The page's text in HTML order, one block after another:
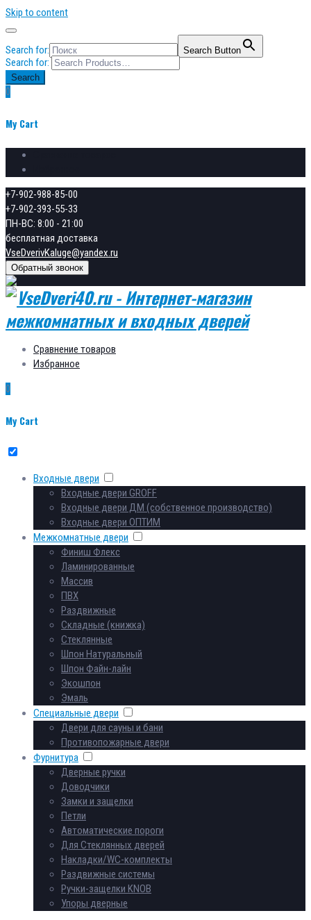
Skip to content
Search for: Search Button
Search for:
Search
0
My Cart
+7-902-988-85-00
+7-902-393-55-33
ПН-ВС: 8:00 - 21:00
бесплатная доставка
VseDverivKaluge@yandex.ru
Обратный звонок
Сравнение товаров
Избранное
0
My Cart
Входные двери
Входные двери GROFF
Входные двери ДМ (собственное производство)
Входные двери ОПТИМ
Межкомнатные двери
Финиш Флекс
Ламинированные
Массив
ПВХ
Раздвижные
Складные (книжка)
Стеклянные
Шпон Натуральный
Шпон Файн-лайн
Экошпон
Эмаль
Специальные двери
Двери для сауны и бани
Противопожарные двери
Фурнитура
Дверные ручки
Доводчики
Замки и защелки
Петли
Автоматические пороги
Для Стеклянных дверей
Накладки/WC-комплекты
Раздвижные системы
Ручки-защелки KNOB
Упоры дверные